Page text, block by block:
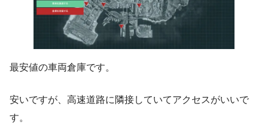
最安値の車両倉庫です。
安いですが、高速道路に隣接していてアクセスがいいで
す。